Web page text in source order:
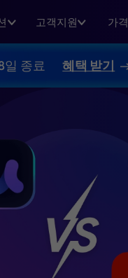
고객지원 가격
일 종료 혜택 받기